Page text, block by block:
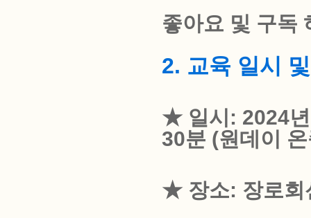
좋아요 및 구독
2. 교육 일시
★ 일시: 2024년
30분 (원데이
★ 장소: 장로회